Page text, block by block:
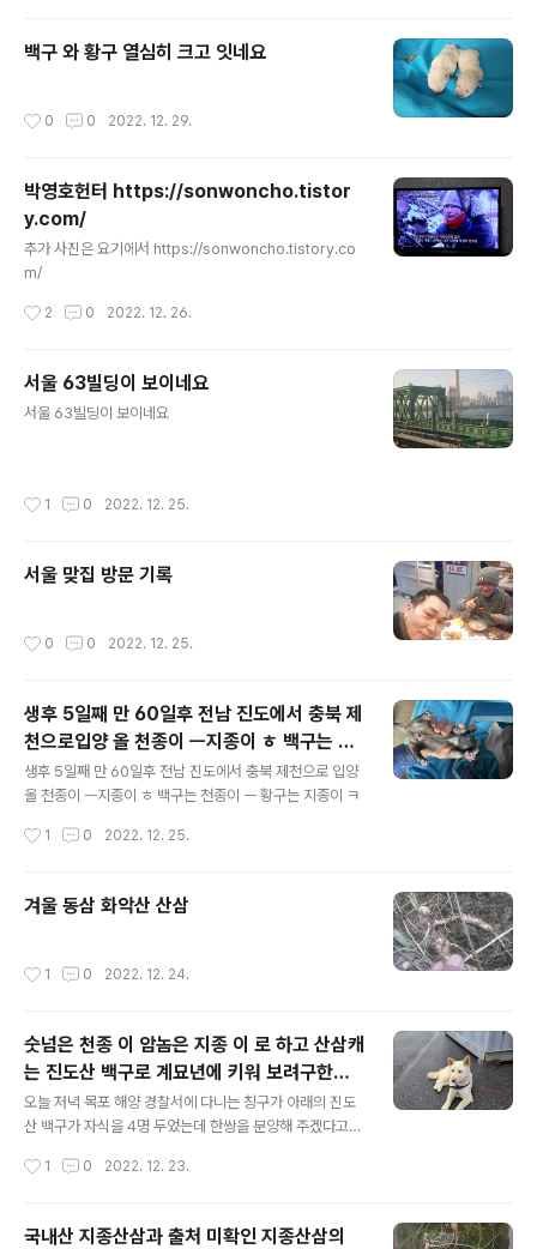
백구 와 황구 열심히 크고 잇네요
0 0 2022. 12. 29.
박영호헌터 https://sonwoncho.tistor
y.com/
추가 사진은 요기에서 https://sonwoncho.tistory.co
m/
2 0 2022. 12. 26.
서울 63빌딩이 보이네요
서울 63빌딩이 보이네요
1 0 2022. 12. 25.
서울 맞집 방문 기록
0 0 2022. 12. 25.
생후 5일째 만 60일후 전남 진도에서 충북 제
천으로입양 올 천종이 ㅡ지종이 ㅎ 백구는 천
종이 ㅡ 황구는 지종이 ㅋ
생후 5일째 만 60일후 전남 진도에서 충북 제천으로 입양
올 천종이 ㅡ지종이 ㅎ 백구는 천종이 ㅡ 황구는 지종이 ㅋ
1 0 2022. 12. 25.
겨울 동삼 화악산 산삼
1 0 2022. 12. 24.
숫넘은 천종 이 암놈은 지종 이 로 하고 산삼캐
는 진도산 백구로 계묘년에 키워 보려구한다
하 하 하
오늘 저녁 목포 해양 경찰서에 다니는 칭구가 아래의 진도
산 백구가 자식을 4명 두었는데 한쌍을 분양해 주겠다고
놈은 지종 이 로 하고 산삼캐는 진도산 백구로 계묘년에 키
1 0 2022. 12. 23.
국내산 지종산삼과 출처 미확인 지종산삼의